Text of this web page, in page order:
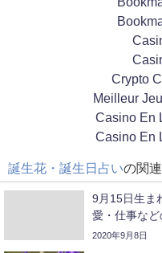
Crypto
Meilleur
Casino En
Casino En
誕生花・誕生日占いの関
9月15日生ま
愛・仕事など
2020年9月8日